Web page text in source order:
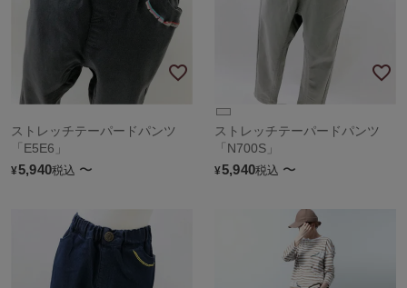
ストレッチテーパードパンツ
「E5E6」
¥5,940税込 〜
ストレッチテーパードパンツ
「N700S」
¥5,940税込 〜